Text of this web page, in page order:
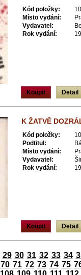
Kód položky:
Místo vydání:
Vydavatel:
Rok vydání:
Koupit Detail
K ŽATVĚ
Kód položky:
Podtitul:
Místo vydání:
Vydavatel:
Rok vydání:
Koupit Detail
29 30 31 32 33 34
70 71 72 73 74 75